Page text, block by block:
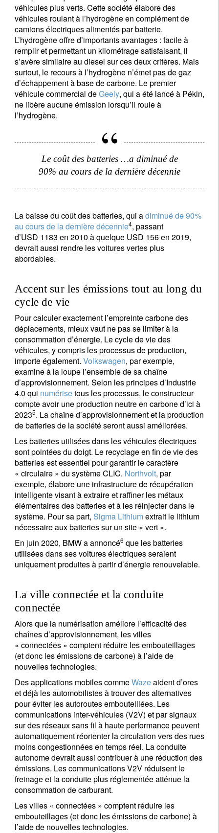
véhicules plus verts. Cette société élabore des
véhicules roulant à l’hydrogène en complément de
camions électriques alimentés par batterie.
L’hydrogène offre d’importants avantages : facile à
remplir et permettant un kilométrage satisfaisant, il
s’avère similaire au diesel sur ces deux critères. Mais
surtout, le recours à l’hydrogène n’émet pas de gaz
d’échappement à base de carbone. Le premier
véhicule commercial deGeely, qui a été lancé à Pékin,
ne libère aucune émission lorsqu’il roule à
l’hydrogène.
Le coût des batteries …a diminué de
90% au cours de la dernière décennie
La baisse du coût des batteries, qui adiminué de 90%
au cours de la dernière décennie4, passant
d’USD 1183 en 2010 à quelque USD 156 en 2019,
devrait aussi rendre les voitures vertes plus
abordables.
Accent sur les émissions tout au long du
cycle de vie
Pour calculer exactement l’empreinte carbone des
déplacements, mieux vaut ne pas se limiter à la
consommation d’énergie. Le cycle de vie des
véhicules, y compris les processus de production,
importe également. Volkswagen, par exemple,
examine à la loupe l’ensemble de sa chaîne
d’approvisionnement. Selon les principes d’Industrie
4.0 qui numérisetous les processus, le constructeur
compte avoir une production neutre en carbone d’ici à
20235. La chaîne d’approvisionnement et la production
de batteries de la société seront aussi améliorées.
Les batteries utilisées dans les véhicules électriques
sont pointées du doigt. Le recyclage en fin de vie des
batteries est essentiel pour garantir le caractère
« circulaire » du système CLIC. Northvolt, par
exemple, élabore une infrastructure de récupération
intelligente visant à extraire et raffiner les métaux
élémentaires des batteries et à les réinjecter dans le
système. Pour sa part, Sigma Lithiumextrait le lithium
nécessaire aux batteries sur un site « vert ».
En juin 2020, BMW a annoncé6 que les batteries
utilisées dans ses voitures électriques seraient
uniquement produites à partir d’énergie renouvelable.
La ville connectée et la conduite
connectée
Alors que la numérisation améliore l’efficacité des
chaînes d’approvisionnement, les villes
« connectées » comptent réduire les embouteillages
(et donc les émissions de carbone) à l’aide de
nouvelles technologies.
Des applications mobiles commeWazeaident d’ores
et déjà les automobilistes à trouver des alternatives
pour éviter les autoroutes embouteillées. Les
communications inter-véhicules (V2V) et par signaux
sur des réseaux sans fil à haute performance peuvent
automatiquement réorienter la circulation vers des rues
moins congestionnées en temps réel. La conduite
autonome devrait aussi contribuer à une réduction des
émissions. Les communications V2V réduisent le
freinage et la conduite plus réglementée atténue la
consommation de carburant.
Les villes « connectées » comptent réduire les
embouteillages (et donc les émissions de carbone) à
l’aide de nouvelles technologies.
S'inscrire à la newsletter
Email
Last Name
Country of residence
I'm not an US citizen*
Vos informations seront utilisées conformément à
notrepolitique de confidentialité.
S'inscrire